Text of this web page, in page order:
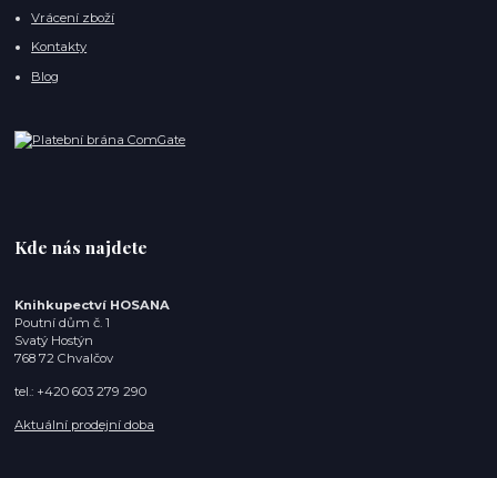
Vrácení zboží
Kontakty
Blog
Kde nás najdete
Knihkupectví HOSANA
Poutní dům č. 1
Svatý Hostýn
768 72 Chvalčov
tel.: +420 603 279 290
Aktuální prodejní doba